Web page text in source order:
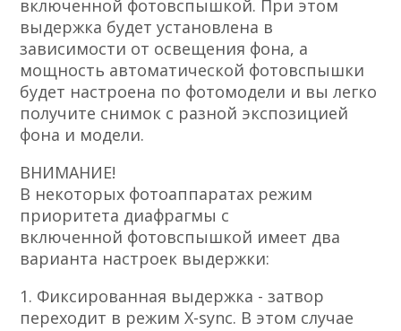
включенной фотовспышкой. При этом
выдержка будет установлена в
зависимости от освещения фона, а
мощность автоматической фотовспышки
будет настроена по фотомодели и вы легко
получите снимок с разной экспозицией
фона и модели.
ВНИМАНИЕ!
В некоторых фотоаппаратах режим
приоритета диафрагмы с
включенной фотовспышкой имеет два
варианта настроек выдержки:
1. Фиксированная выдержка - затвор
переходит в режим X-sync. В этом случае